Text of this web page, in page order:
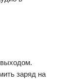
заряд на